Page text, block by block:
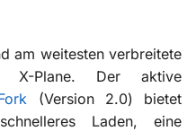
am weitesten verbreitete
X-Plane. Der aktive
(Version 2.0) bietet
Laden, eine